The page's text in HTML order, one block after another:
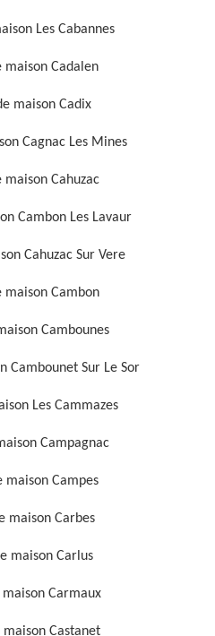
Les Cabannes
maison Cadalen
maison Cadix
Cagnac Les Mines
maison Cahuzac
Cambon Les Lavaur
Cahuzac Sur Vere
maison Cambon
Cambounes
Cambounet Sur Le Sor
Les Cammazes
Campagnac
maison Campes
maison Carbes
maison Carlus
Carmaux
maison Castanet